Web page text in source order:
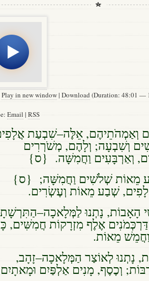
Play in new window| Download (Duration: 48:01 —
Email | RSS
וְאַמְהֹתֵיהֶם, אֵלֶּה–שִׁבְעַת
וְשִׁבְעָה; וְלָהֶם, מְשֹׁרְרִים
וְאַרְבָּעִים וַחֲמִשָּׁה. {ס}
מֵאוֹת שְׁלֹשִׁים וַחֲמִשָּׁה; {ס}
שְׁבַע מֵאוֹת וְעֶשְׂרִים.
הָאָבוֹת, נָתְנוּ
אֶלֶף מִזְרָקוֹת חֲמִשִּׁים,
מֵאוֹת.
נָתְנוּ לְאוֹצַר הַמְּלָאכָה–זָהָב,
וְכֶסֶף, מָנִים אַלְפַּיִם